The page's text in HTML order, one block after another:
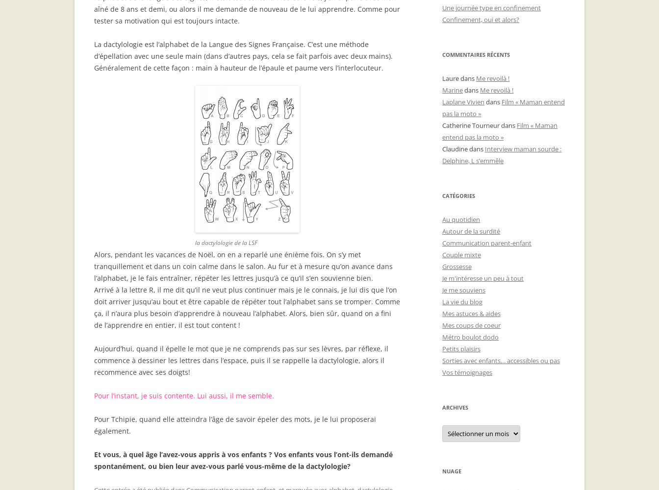
aîné de 8 ans et demi, ou alors il me demande de nouveau de le lui apprendre. Comme pour
tester sa motivation qui est toujours intacte.
La dactylologie est l’alphabet de la Langue des Signes Française. C’est une méthode
d’épellation avec une seule main (dans d’autres pays, cela se fait parfois avec deux mains).
Généralement de cette façon : main à hauteur de l’épaule et paume vers l’interlocuteur.
la dactylologie de la LSF
Alors, pendant les vacances de Noël, on en a reparlé une énième fois. On s’y met
tranquillement et dans un coin calme dans le salon. Au fur et à mesure qu’on avance dans
l’alphabet, je le fais entraîner, répéter les lettres jusqu’à ce qu’il s’en souvienne bien.
Arrivé à la lettre R, il me dit qu’il ne veut plus continuer mais je le connais, je lui dis que l’on
doit arriver jusqu’au bout et être capable de répéter tout l’alphabet sans se tromper. Comme
ça, il n’aura plus besoin d’apprendre à nouveau l’alphabet. Alors, bien sûr, quand on a fini
de l’apprendre en entier, il est tout content !
Aujourd’hui, quand il épelle le mot que je ne comprends pas sur ses lèvres, par réflexe, il
commence à dessiner les lettres dans l’espace, puis il se rappelle la dactylologie, alors il
recommence avec ses doigts!
Pour l’instant, je suis contente. Lui aussi, il me semble.
Pour Tchipie, quand elle atteindra l’âge de savoir épeler des mots, je le lui proposerai
également.
Et vous, à quel âge l’avez-vous appris à vos enfants ? Vos enfants vous l’ont-ils demandé
spontanément, ou bien leur avez-vous parlé vous-même de la dactylologie?
Une journée type en confinement
Confinement, oui et alors?
COMMENTAIRES RÉCENTS
Lauredans Me revoilà !
Marinedans Me revoilà !
Laplane Vivien dans Film « Maman entend
pas la moto »
Catherine Tourneurdans Film « Maman
entend pas la moto »
Claudinedans Interview maman sourde :
Delphine, L s’emmêle
CATÉGORIES
Au quotidien
Autour de la surdité
Communication parent-enfant
Couple mixte
Grossesse
Je m'intéresse un peu à tout
Je me souviens
La vie du blog
Mes astuces & aides
Mes coups de coeur
Métro boulot dodo
Petits plaisirs
Sorties avec enfants… accessibles ou pas
Vos témoignages
ARCHIVES
Archives
NUAGE